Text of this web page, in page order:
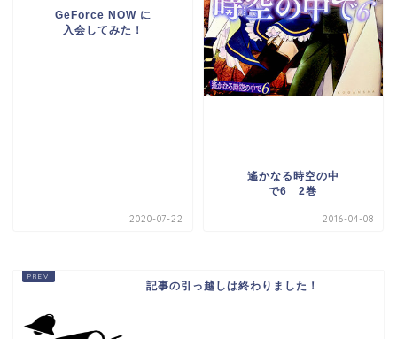
GeForce NOW に
入会してみた！
2020-07-22
遙かなる時空の中
で6 2巻
2016-04-08
記事の引っ越しは終わりました！